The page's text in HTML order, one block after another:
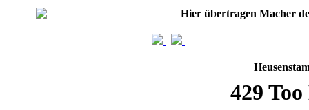
Hier übertragen Macher